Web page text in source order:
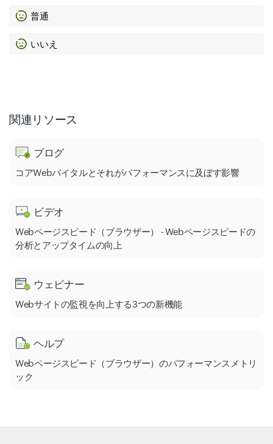
普通
いいえ
関連リソース
ブログ
コアWebバイタルとそれがパフォーマンスに及ぼす影響
ビデオ
Webページスピード（ブラウザー） - Webページスピードの
分析とアップタイムの向上
ウェビナー
Webサイトの監視を向上する3つの新機能
ヘルプ
Webページスピード（ブラウザー）のパフォーマンスメトリ
ック